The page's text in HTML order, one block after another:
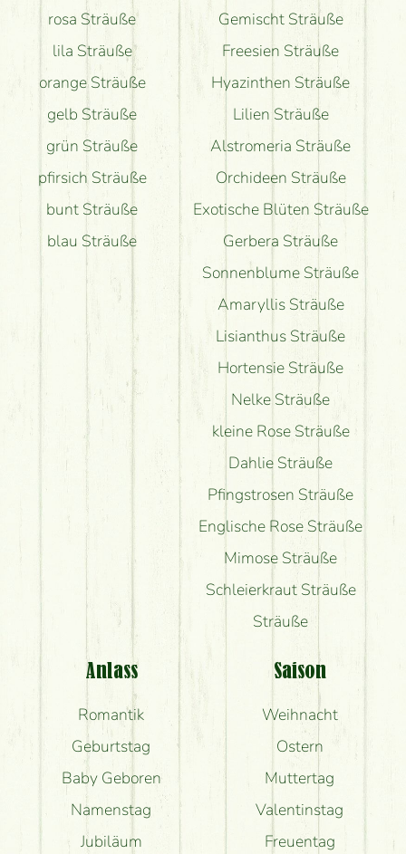
rosa Sträuße
lila Sträuße
orange Sträuße
gelb Sträuße
grün Sträuße
pfirsich Sträuße
bunt Sträuße
blau Sträuße
Gemischt Sträuße
Freesien Sträuße
Hyazinthen Sträuße
Lilien Sträuße
Alstromeria Sträuße
Orchideen Sträuße
Exotische Blüten Sträuße
Gerbera Sträuße
Sonnenblume Sträuße
Amaryllis Sträuße
Lisianthus Sträuße
Hortensie Sträuße
Nelke Sträuße
kleine Rose Sträuße
Dahlie Sträuße
Pfingstrosen Sträuße
Englische Rose Sträuße
Mimose Sträuße
Schleierkraut Sträuße
Sträuße
Anlass
Romantik
Geburtstag
Baby Geboren
Namenstag
Jubiläum
Saison
Weihnacht
Ostern
Muttertag
Valentinstag
Freuentag